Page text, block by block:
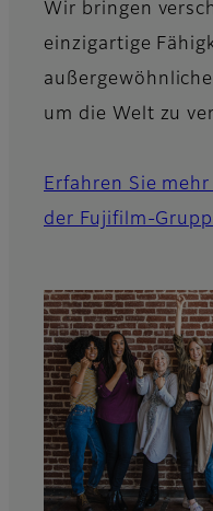
Wir bringen
einzigartige
um die Welt zu
Erfahren Sie
der Fujifilm-